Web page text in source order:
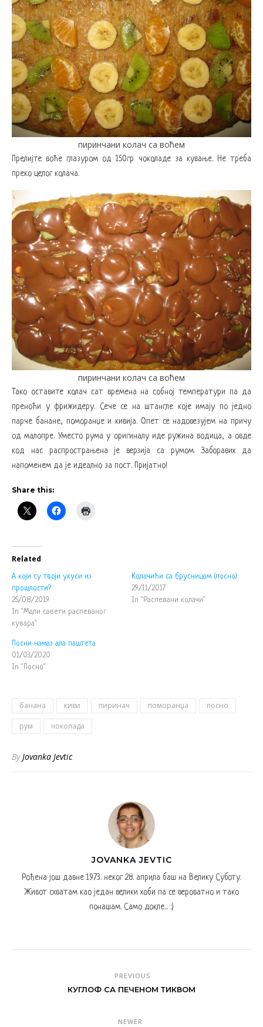
пиринчани колач са воћем
Прелијте воће глазуром од 150гр чоколаде за кување. Не треба
преко целог колача.
пиринчани колач са воћем
Тако оставите колач сат времена на собној температури па да
преноћи у фрижидеру. Сече се на штангле које имају по једно
парче банане, поморанџе и кивија. Опет се надовезујем на причу
од малопре. Уместо рума у оригиналу иде ружина водица, а овде
код нас распрострањена је верзија са румом. Заборавих да
напоменем да је идеално за пост. Пријатно!
Share this:
Related
А који су твоји укуси из
прошлости?
25/08/2019
In "Мали савети распеваног
кувара"
Колачићи са брусницом (посно)
29/11/2017
In "Распевани колачи"
Посни намаз ала паштета
01/03/2020
In "Посно"
банана киви пиринач поморанџа посно
рум чоколада
ByJovanka Jevtic
JOVANKA JEVTIC
Рођена још давне 1973. неког 28. априла баш на Велику Суботу.
Живот схватам као један велики хоби па се вероватно и тако
понашам. Само докле... :)
PREVIOUS
КУГЛОФ СА ПЕЧЕНОМ ТИКВОМ
NEWER